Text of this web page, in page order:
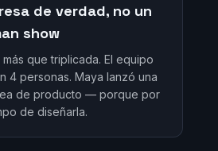
de verdad, no un
show
que triplicada. El equipo
4 personas. Maya lanzó una
de producto — porque por
de diseñarla.